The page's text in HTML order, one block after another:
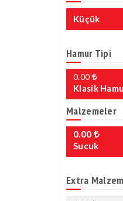
Küçük
Hamur Tipi
0.00
Klasik
Malzemeler
0.00
Sucuk
Extra